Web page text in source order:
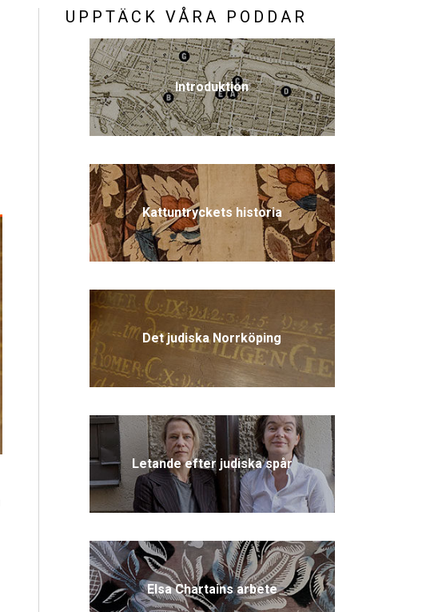
UPPTÄCK VÅRA PODDAR
Introduktion
Kattuntryckets historia
Det judiska Norrköping
Letande efter judiska spår
Elsa Chartains arbete